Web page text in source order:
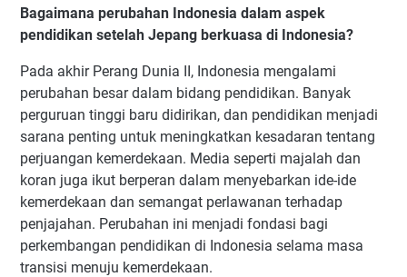
Bagaimana perubahan Indonesia dalam aspek
pendidikan setelah Jepang berkuasa di Indonesia?
Pada akhir Perang Dunia II, Indonesia mengalami
perubahan besar dalam bidang pendidikan. Banyak
perguruan tinggi baru didirikan, dan pendidikan menjadi
sarana penting untuk meningkatkan kesadaran tentang
perjuangan kemerdekaan. Media seperti majalah dan
koran juga ikut berperan dalam menyebarkan ide-ide
kemerdekaan dan semangat perlawanan terhadap
penjajahan. Perubahan ini menjadi fondasi bagi
perkembangan pendidikan di Indonesia selama masa
transisi menuju kemerdekaan.